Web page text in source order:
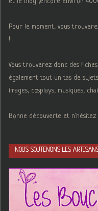
Pour le moment, vous
!
Vous trouverez donc des fiches
également tout un tas de
images, cosplays, musiques,
Bonne découverte et
NOUS SOUTENONS LES